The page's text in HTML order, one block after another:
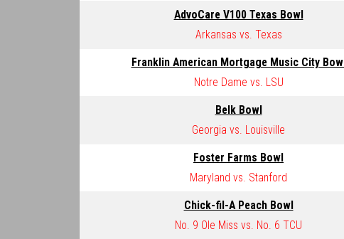
AdvoCare V100 Texas Bowl
Arkansas vs. Texas
Franklin American Mortgage Music City Bowl
Notre Dame vs. LSU
Belk Bowl
Georgia vs. Louisville
Foster Farms Bowl
Maryland vs. Stanford
Chick-fil-A Peach Bowl
No. 9 Ole Miss vs. No. 6 TCU